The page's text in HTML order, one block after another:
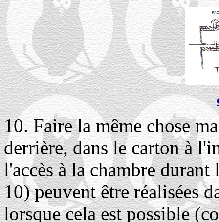
10. Faire la même chose
derrière, dans le carton à
l'accès à la chambre
10) peuvent être réalisées
lorsque cela est possible